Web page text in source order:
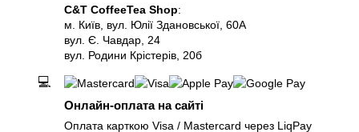
C&T CoffeeTea Shop:
м. Київ, вул. Юлії Здановської, 60А
вул. Є. Чавдар, 24
вул. Родини Крістерів, 20б
💻
Онлайн-оплата на сайті
Оплата карткою Visa / Mastercard через LiqPay